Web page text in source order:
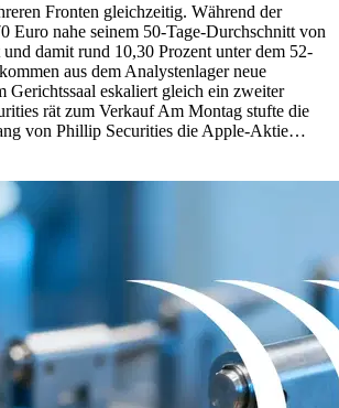
Fronten gleichzeitig. Während der
Euro nahe seinem 50-Tage-Durchschnitt von
damit rund 10,30 Prozent unter dem 52-
aus dem Analystenlager neue
Gerichtssaal eskaliert gleich ein zweiter
rät zum Verkauf Am Montag stufte die
von Phillip Securities die Apple-Aktie…